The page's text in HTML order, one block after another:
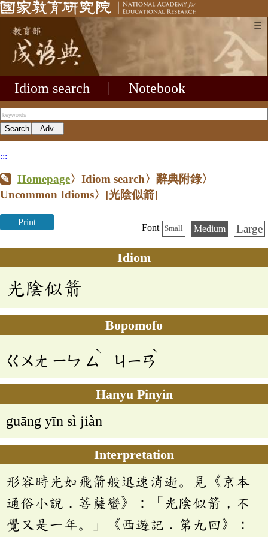
☰
Idiom search Notebook
:::
Homepage〉Idiom search〉辭典附錄〉
Uncommon Idioms〉 [光陰似箭]
Print
Font Small Medium Large
Idiom
光陰似箭
Bopomofo
ㄍㄨㄤ ㄧㄣ ㄙ
ˋ
ㄐㄧㄢ
ˋ
Hanyu Pinyin
guāng yīn sì jiàn
Interpretation
形容時光如飛箭般迅速消逝。見《京本
通俗小說．菩薩蠻》：「光陰似箭，不
覺又是一年。」《西遊記．第九回》：